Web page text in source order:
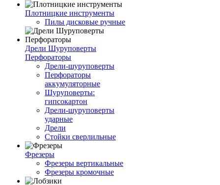
Плотницкие инструменты
Пилы дисковые ручные
Дрели Шуруповерты
Перфораторы
Дрели-шуруповерты
Перфораторы
аккумуляторные
Шуруповерты:
гипсокартон
Дрели-шуруповерты
ударные
Дрели
Стойки сверлильные
Фрезеры
Фрезеры вертикальные
Фрезеры кромочные